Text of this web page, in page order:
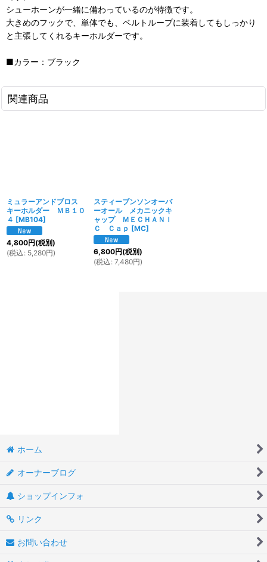
シューホーンが一緒に備わっているのが特徴です。
大きめのフックで、単体でも、ベルトループに装着してもしっかり
と主張してくれるキーホルダーです。
■カラー：ブラック
関連商品
ミュラーアンドブロス
キーホルダー ＭＢ１０
４ [MB104]
4,800円(税別)
(税込 : 5,280円)
スティーブンソンオーバ
ーオール メカニックキ
ャップ ＭＥＣＨＡＮＩ
Ｃ Ｃａｐ [MC]
6,800円(税別)
(税込 : 7,480円)
ホーム
オーナーブログ
ショップインフォ
リンク
お問い合わせ